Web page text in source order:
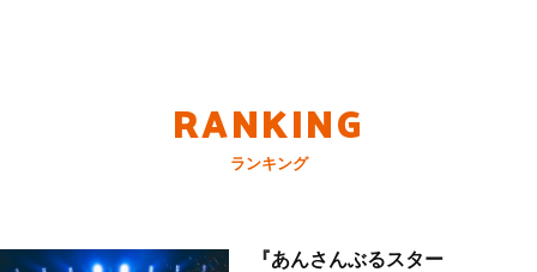
RANKING
ランキング
『あんさんぶるスター